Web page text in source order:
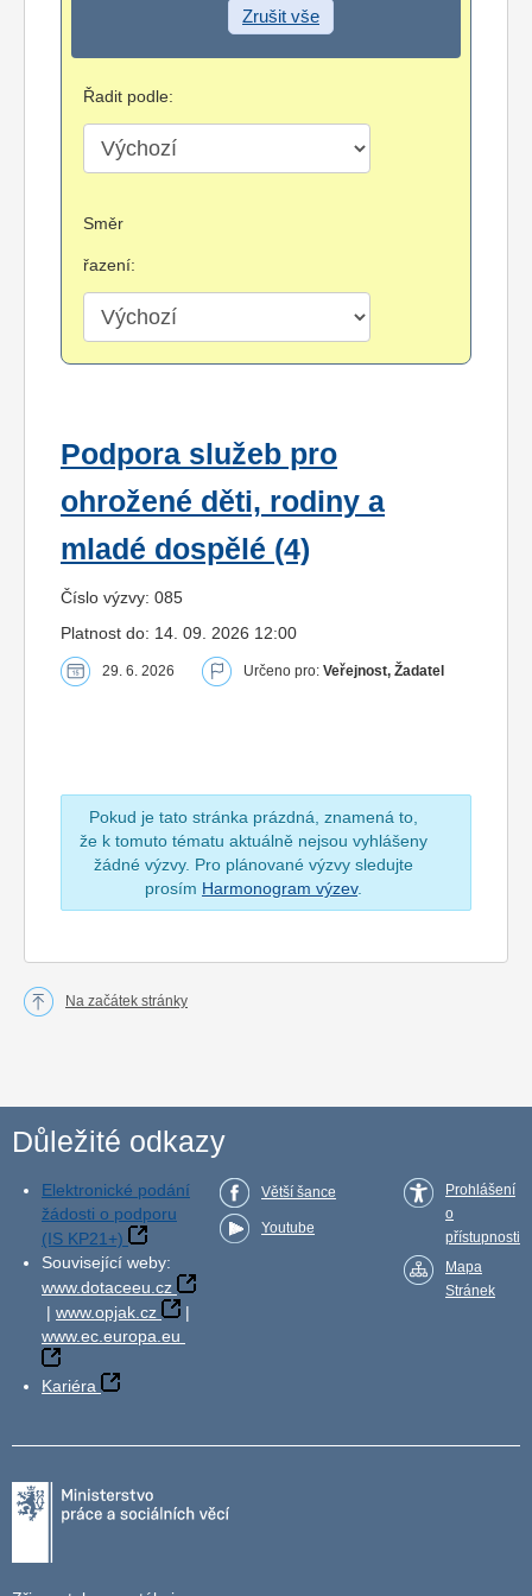
Zrušit vše
Řadit podle:
Směr
řazení:
Podpora služeb pro
ohrožené děti, rodiny a
mladé dospělé (4)
Číslo výzvy: 085
Platnost do: 14. 09. 2026 12:00
29. 6. 2026 Určeno pro: Veřejnost, Žadatel
Pokud je tato stránka prázdná, znamená to,
že k tomuto tématu aktuálně nejsou vyhlášeny
žádné výzvy. Pro plánované výzvy sledujte
prosím Harmonogram výzev.
Na začátek stránky
Důležité odkazy
Elektronické podání
žádosti o podporu
(IS KP21+)
Související weby:
www.dotaceeu.cz
| www.opjak.cz
|
www.ec.europa.eu
Kariéra
Větší šance
Youtube
Prohlášení
o
přístupnosti
Mapa
Stránek